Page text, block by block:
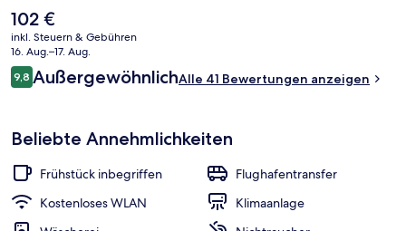
Mágica und Plaza de España. Die öffentlichen Verkehrsmittel sind
ganz in der Nähe: Zur U-Bahn (Plaza de Cuba Station) sind es nur 14
Gehminuten.
Der
aktuelle
Preis
beträgt
102 €.
102 €
inkl. Steuern & Gebühren
16. Aug.–17. Aug.
Bewertungen
9,89,8 von 10.
AußergewöhnlichAlle 41 Bewertungen anzeigen
Beliebte Annehmlichkeiten
Frühstück inbegriffen
Flughafentransfer
Kostenloses WLAN
Klimaanlage